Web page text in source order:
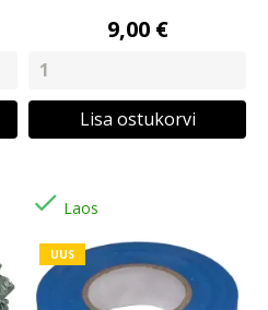
9,00 €
Lisa ostukorvi
 Laos
UUS